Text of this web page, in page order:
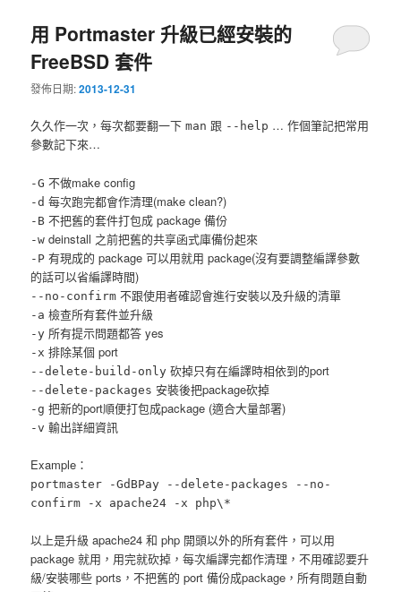
用 Portmaster 升級已經安裝的
FreeBSD 套件
發佈日期:2013-12-31
久久作一次，每次都要翻一下man 跟 --help … 作個筆記把常用
參數記下來…
-G 不做make config
-d 每次跑完都會作清理(make clean?)
-B 不把舊的套件打包成 package 備份
-w deinstall 之前把舊的共享函式庫備份起來
-P 有現成的 package 可以用就用 package(沒有要調整編譯參數
的話可以省編譯時間)
--no-confirm 不跟使用者確認會進行安裝以及升級的清單
-a 檢查所有套件並升級
-y 所有提示問題都答 yes
-x 排除某個 port
--delete-build-only 砍掉只有在編譯時相依到的port
--delete-packages 安裝後把package砍掉
-g 把新的port順便打包成package (適合大量部署)
-v 輸出詳細資訊
Example：
portmaster -GdBPay --delete-packages --no-
confirm -x apache24 -x php\*
以上是升級 apache24 和 php 開頭以外的所有套件，可以用
package 就用，用完就砍掉，每次編譯完都作清理，不用確認要升
級/安裝哪些 ports，不把舊的 port 備份成package，所有問題自動